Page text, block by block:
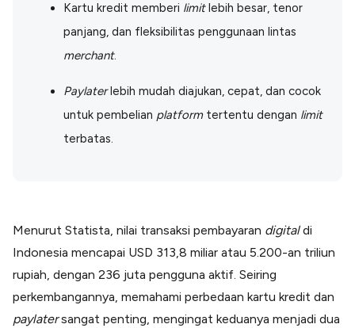
Lainnya
Open API
Integrasi sistem bisnis dengan API
Software Akuntansi
Pencatatan Laporan Keuangan Gratis
Integrasi Accurate
Integrasi Paper dengan Accurate
Kartu kredit memberi limitlebih besar, tenor
panjang, dan fleksibilitas penggunaan lintas
merchant.
Paylaterlebih mudah diajukan, cepat, dan cocok
untuk pembelian platformtertentu dengan limit
terbatas.
Menurut Statista, nilai transaksi pembayaran digitaldi
Indonesia mencapai USD 313,8 miliar atau 5.200-an triliun
rupiah, dengan 236 juta pengguna aktif. Seiring
perkembangannya, memahami perbedaan kartu kredit dan
paylatersangat penting, mengingat keduanya menjadi dua